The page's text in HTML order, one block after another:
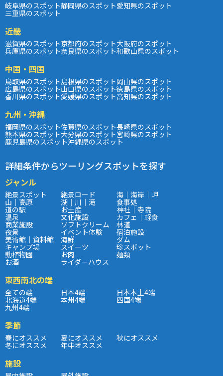
岐阜県のスポット静岡県のスポット愛知県のスポット
三重県のスポット
近畿
滋賀県のスポット京都府のスポット大阪府のスポット
兵庫県のスポット奈良県のスポット和歌山県のスポット
中国・四国
鳥取県のスポット島根県のスポット岡山県のスポット
広島県のスポット山口県のスポット徳島県のスポット
香川県のスポット愛媛県のスポット高知県のスポット
九州・沖縄
福岡県のスポット佐賀県のスポット長崎県のスポット
熊本県のスポット大分県のスポット宮崎県のスポット
鹿児島県のスポット沖縄県のスポット
詳細条件からツーリングスポットを探す
ジャンル
絶景スポット 絶景ロード 海｜海岸｜岬
山｜高原 湖｜川｜滝 食事処
道の駅 お土産 神社｜寺院
温泉 文化施設 カフェ｜軽食
商業施設 ソフトクリーム 林道
夜景 イベント体験 宿泊施設
美術館｜資料館 海鮮 ダム
キャンプ場 スイーツ 珍スポット
動植物園 お肉 麺類
お酒 ライダーハウス
東西南北の端
全ての端 日本4端 日本本土4端
北海道4端 本州4端 四国4端
九州4端
季節
春にオススメ 夏にオススメ 秋にオススメ
冬にオススメ 年中オススメ
施設